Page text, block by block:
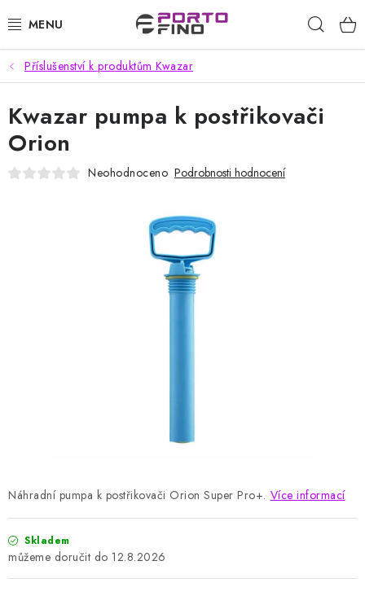
na
CHEMIE A PÉČE O VOZIDLA
PŘÍSLUŠENSTVÍ A ND K AUTOMYČKÁM
VYSOKOTLAKÉ A ČISTÍCÍ STROJE
DOMÁCNOST A ZAHRADA
Podmínky ochrany osobních údajů
Příslušenství k produktům Kwazar
Náhradní pumpa k postřikovači Orion Super Pro+. Více informací
Skladem
12.8.2026
Kwazar pumpa k postřikovači
Orion
Neohodnoceno Podrobnosti hodnocení